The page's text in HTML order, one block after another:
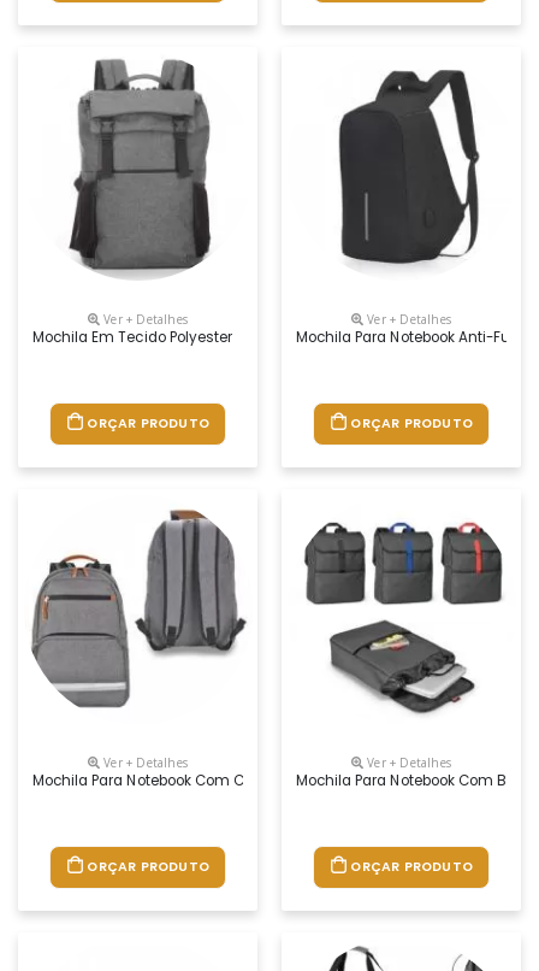
Ver + Detalhes
Mochila Em Tecido Polyester
ORÇAR PRODUTO
Ver + Detalhes
Mochila Para Notebook Anti-Furto
ORÇAR PRODUTO
Ver + Detalhes
Mochila Para Notebook Com Cinta De Led
ORÇAR PRODUTO
Ver + Detalhes
Mochila Para Notebook Com
ORÇAR PRODUTO